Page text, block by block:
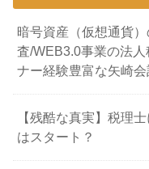
暗号資産（仮想通貨
査/WEB3.0事業の法
ナー経験豊富な矢崎
【残酷な真実】税理
はスタート？